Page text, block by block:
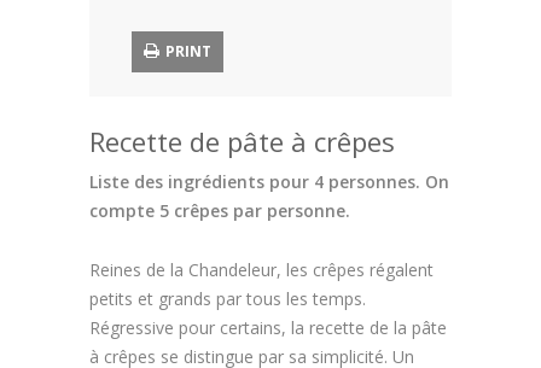
PRINT
Recette de pâte à crêpes
Liste des ingrédients pour 4 personnes. On
compte 5 crêpes par personne.
Reines de la Chandeleur, les crêpes régalent
petits et grands par tous les temps.
Régressive pour certains, la recette de la pâte
à crêpes se distingue par sa simplicité. Un